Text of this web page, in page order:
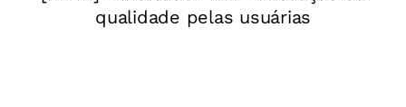
6º ano do Ensino Fundamental